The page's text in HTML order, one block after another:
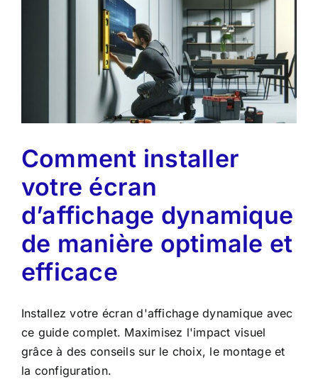
Comment installer
votre écran
d’affichage dynamique
de manière optimale et
efficace
Installez votre écran d'affichage dynamique avec
ce guide complet. Maximisez l'impact visuel
grâce à des conseils sur le choix, le montage et
la configuration.